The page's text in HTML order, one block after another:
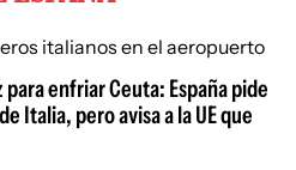
para enfriar Ceuta: España pide
Italia, pero avisa a la UE que